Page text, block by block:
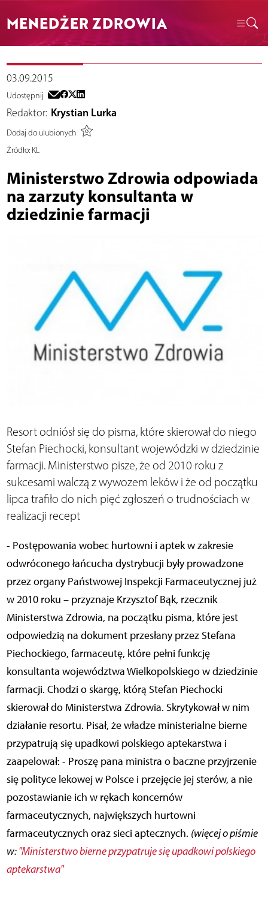
MENEDŻER ZDROWIA
03.09.2015
Udostępnij
Redaktor: Krystian Lurka
Dodaj do ulubionych
Źródło:KL
Ministerstwo Zdrowia odpowiada
na zarzuty konsultanta w
dziedzinie farmacji
Resort odniósł się do pisma, które skierował do niego
Stefan Piechocki, konsultant wojewódzki w dziedzinie
farmacji. Ministerstwo pisze, że od 2010 roku z
sukcesami walczą z wywozem leków i że od początku
lipca trafiło do nich pięć zgłoszeń o trudnościach w
realizacji recept
- Postępowania wobec hurtowni i aptek w zakresie
odwróconego łańcucha dystrybucji były prowadzone
przez organy Państwowej Inspekcji Farmaceutycznej już
w 2010 roku – przyznaje Krzysztof Bąk, rzecznik
Ministerstwa Zdrowia, na początku pisma, które jest
odpowiedzią na dokument przesłany przez Stefana
Piechockiego, farmaceutę, które pełni funkcję
konsultanta województwa Wielkopolskiego w dziedzinie
farmacji. Chodzi o skargę, którą Stefan Piechocki
skierował do Ministerstwa Zdrowia. Skrytykował w nim
działanie resortu. Pisał, że władze ministerialne bierne
przypatrują się upadkowi polskiego aptekarstwa i
zaapelował: - Proszę pana ministra o baczne przyjrzenie
się polityce lekowej w Polsce i przejęcie jej sterów, a nie
pozostawianie ich w rękach koncernów
farmaceutycznych, największych hurtowni
farmaceutycznych oraz sieci aptecznych. (więcej o piśmie
w:"Ministerstwo bierne przypatruje się upadkowi polskiego
aptekarstwa"